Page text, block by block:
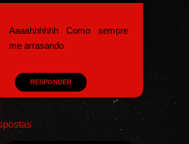
Aaaahhhhhh Como sempre
me arrasando
RESPONDER